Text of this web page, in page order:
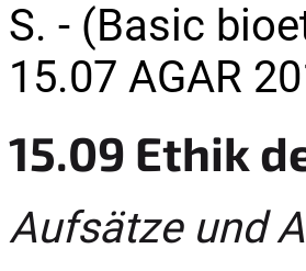
S. - (Basic
15.07 AGAR
15.09 Ethik
Aufsätze und